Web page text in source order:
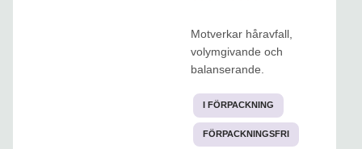
Motverkar håravfall,
volymgivande och
balanserande.
kan
på
produktsidan
I FÖRPACKNING
FÖRPACKNINGSFRI